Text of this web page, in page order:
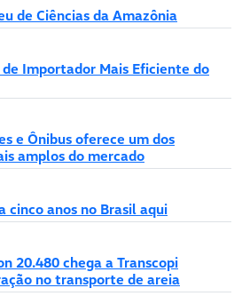
de Ciências da Amazônia
Importador Mais Eficiente do
e Ônibus oferece um dos
amplos do mercado
cinco anos no Brasil aqui
20.480 chega a Transcopi
no transporte de areia